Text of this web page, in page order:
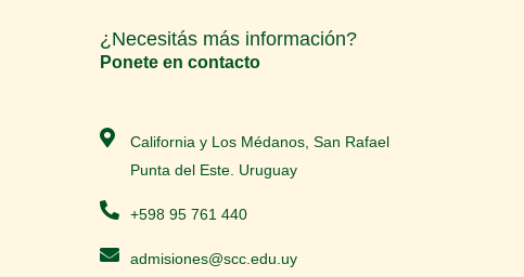
¿Necesitás más información?
Ponete en contacto
California y Los Médanos, San Rafael
Punta del Este. Uruguay
+598 95 761 440
admisiones@scc.edu.uy